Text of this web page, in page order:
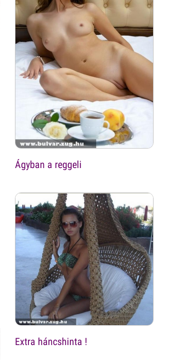
Ágyban a reggeli
Extra háncshinta !